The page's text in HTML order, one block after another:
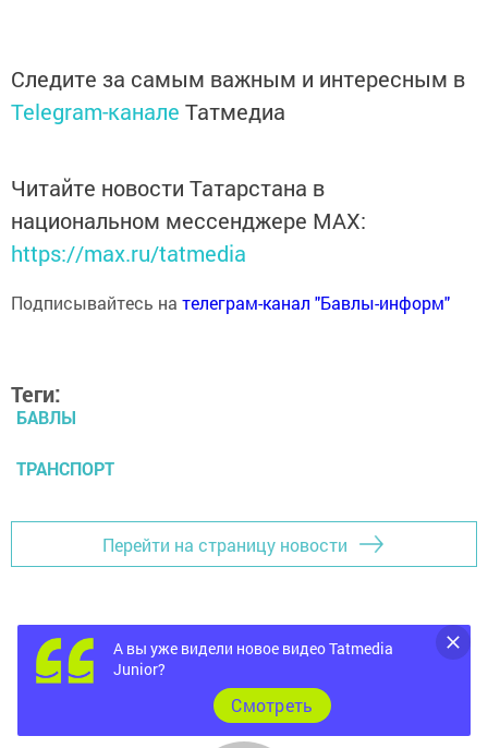
Следите за самым важным и интересным в
Telegram-канале Татмедиа
Читайте новости Татарстана в
национальном мессенджере MАХ:
https://max.ru/tatmedia
Подписывайтесь на телеграм-канал "Бавлы-информ"
Теги:
БАВЛЫ
ТРАНСПОРТ
Перейти на страницу новости
А вы уже видели новое видео Tatmedia
Junior?
Cмотреть